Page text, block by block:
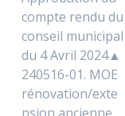
compte rendu du
conseil municipal
du 4 Avril 2024▲
240516-01. MOE
rénovation/exte